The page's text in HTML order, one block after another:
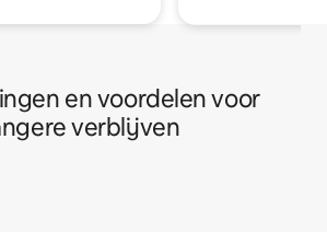
en voordelen voor
verblijven